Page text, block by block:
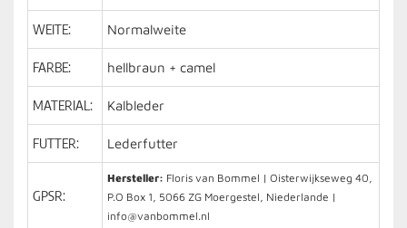
WEITE: Normalweite
FARBE: hellbraun + camel
MATERIAL: Kalbleder
FUTTER: Lederfutter
GPSR:
Hersteller: Floris van Bommel | Oisterwijkseweg 40,
P.O Box 1, 5066 ZG Moergestel, Niederlande |
info@vanbommel.nl